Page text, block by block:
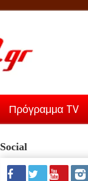
Πρόγραμμα TV
Social